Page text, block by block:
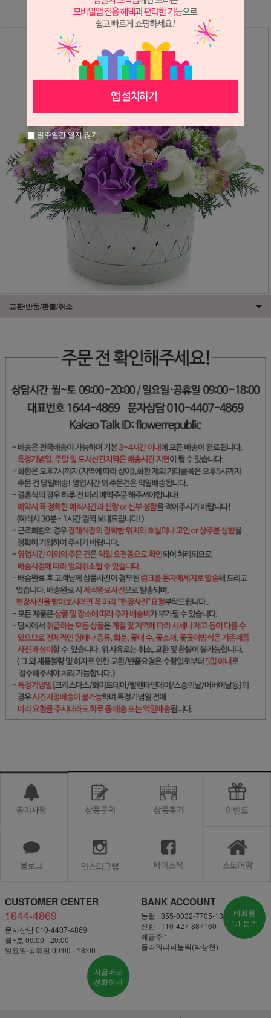
교환/반품/환불/취소
CUSTOMER CENTER
1644-4869
문자상담 010-4407-4869
월~토 09:00 - 20:00
일요일·공휴일 09:00 - 18:00
지금바로
전화하기
BANK ACCOUNT
농협 : 355-0032-7705-13
신한 : 110-427-887160
예금주 :
플라워리퍼블릭(박상현)
비회원
1:1 문의
일주일간 열지 않기